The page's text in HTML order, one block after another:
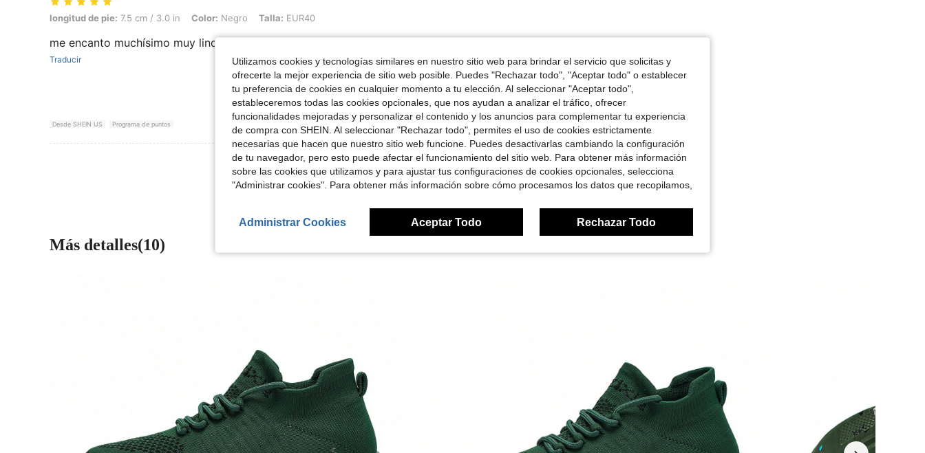
longitud de pie: 7.5 cm / 3.0 in, Color: Negro, Talla: EUR40
longitud de pie: 7.5 cm / 3.0 in Color: Negro Talla: EUR40
me encanto muchísimo muy lindo todo
Traducir
Desde SHEIN US Programa de puntos
Ver Más Reseñas
Más detalles(10)
Utilizamos cookies y tecnologías similares en nuestro sitio web para brindar el servicio que solicitas y
ofrecerte la mejor experiencia de sitio web posible. Puedes "Rechazar todo", "Aceptar todo" o establecer
tu preferencia de cookies en cualquier momento a tu elección. Al seleccionar "Aceptar todo",
estableceremos todas las cookies opcionales, que nos ayudan a analizar el tráfico, ofrecer
funcionalidades mejoradas y personalizar el contenido y los anuncios para complementar tu experiencia
de compra con SHEIN. Al seleccionar "Rechazar todo", permites el uso de cookies estrictamente
necesarias que hacen que nuestro sitio web funcione. Puedes desactivarlas cambiando la configuración
de tu navegador, pero esto puede afectar el funcionamiento del sitio web. Para obtener más información
sobre las cookies que utilizamos y para ajustar tus configuraciones de cookies opcionales, selecciona
"Administrar cookies". Para obtener más información sobre cómo procesamos los datos que recopilamos,
Administrar Cookies Aceptar Todo Rechazar Todo